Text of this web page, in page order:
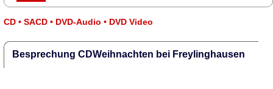
CD • SACD • DVD-Audio • DVD Video
Besprechung CDWeihnachten bei Freylinghausen